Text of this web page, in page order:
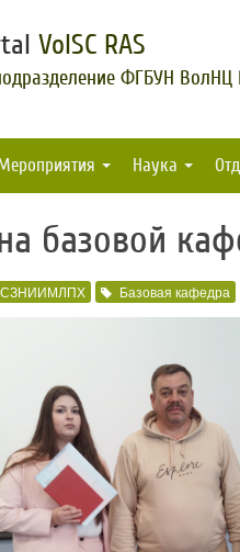
VolSC RAS
ФГБУН ВолНЦ
Наука
базовой
СЗНИИМЛПХ Базовая кафедра